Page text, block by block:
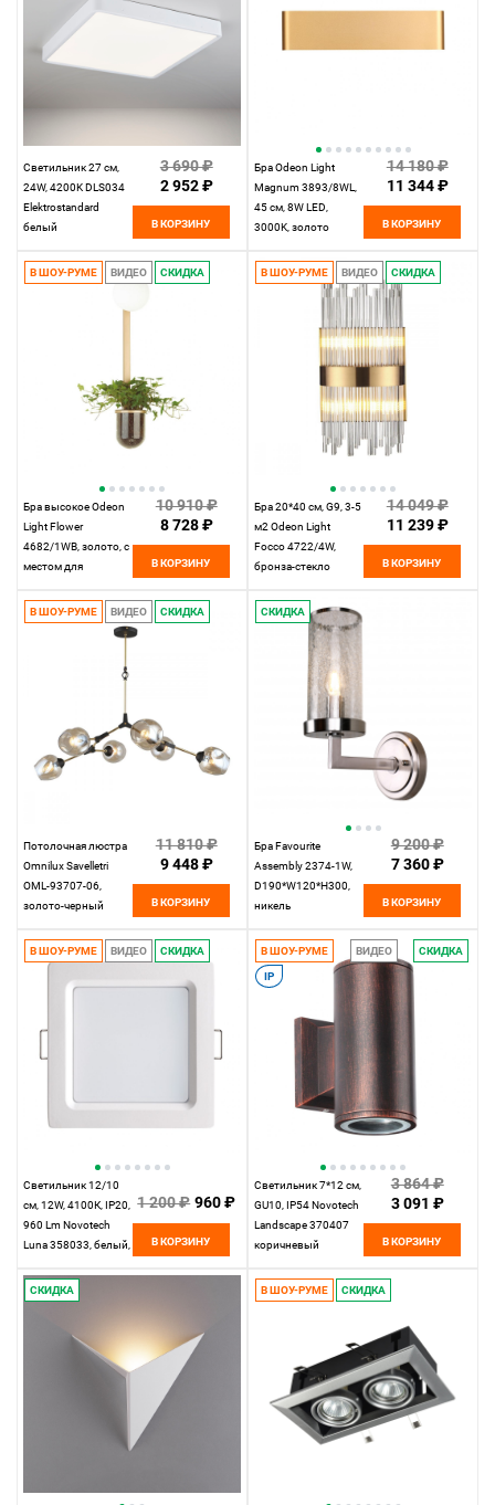
Светильник 27 см,
24W, 4200K DLS034
Elektrostandard
белый
3 690 ₽
2 952 ₽
В КОРЗИНУ
Бра Odeon Light
Magnum 3893/8WL,
45 см, 8W LED,
3000K, золото
14 180 ₽
11 344 ₽
В КОРЗИНУ
В ШОУ-РУМЕ ВИДЕО СКИДКА
Бра высокое Odeon
Light Flower
4682/1WB, золото, с
местом для
10 910 ₽
8 728 ₽
В КОРЗИНУ
В ШОУ-РУМЕ ВИДЕО СКИДКА
Бра 20*40 см, G9, 3-5
м2 Odeon Light
Focco 4722/4W,
бронза-стекло
14 049 ₽
11 239 ₽
В КОРЗИНУ
В ШОУ-РУМЕ ВИДЕО СКИДКА
Потолочная люстра
Omnilux Savelletri
OML-93707-06,
золото-черный
11 810 ₽
9 448 ₽
В КОРЗИНУ
СКИДКА
Бра Favourite
Assembly 2374-1W,
D190*W120*H300,
никель
9 200 ₽
7 360 ₽
В КОРЗИНУ
В ШОУ-РУМЕ ВИДЕО СКИДКА
Светильник 12/10
см, 12W, 4100К, IP20,
960 Lm Novotech
Luna 358033, белый,
1 200 ₽ 960 ₽
В КОРЗИНУ
В ШОУ-РУМЕ ВИДЕО СКИДКА
IP
Светильник 7*12 см,
GU10, IP54 Novotech
Landscape 370407
коричневый
3 864 ₽
3 091 ₽
В КОРЗИНУ
СКИДКА В ШОУ-РУМЕ СКИДКА